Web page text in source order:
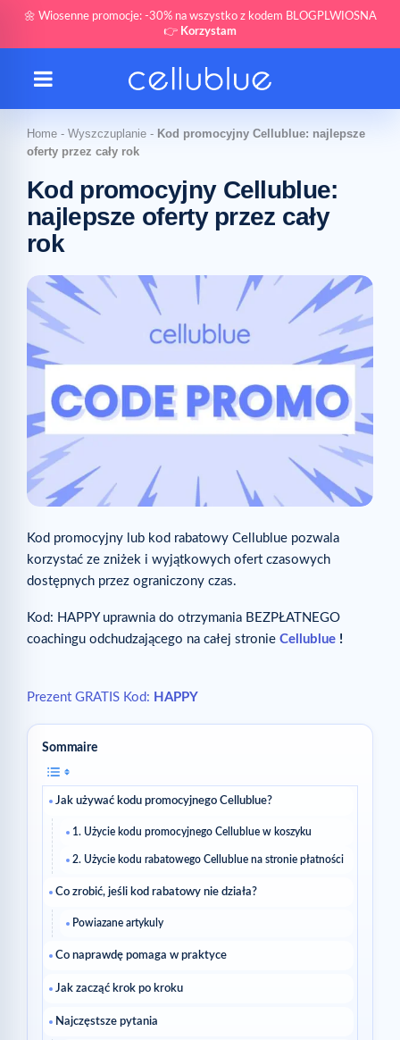
🌼 Wiosenne promocje: -30% na wszystko z kodem BLOGPLWIOSNA
👉 Korzystam
Home - Wyszczuplanie - Kod promocyjny Cellublue: najlepsze
oferty przez cały rok
Kod promocyjny Cellublue:
najlepsze oferty przez cały
rok
Kod promocyjny lub kod rabatowy Cellublue pozwala
korzystać ze zniżek i wyjątkowych ofert czasowych
dostępnych przez ograniczony czas.
Kod: HAPPY uprawnia do otrzymania BEZPŁATNEGO
coachingu odchudzającego na całej stronie Cellublue !
Prezent GRATIS Kod: HAPPY
Sommaire
Jak używać kodu promocyjnego Cellublue?
1. Użycie kodu promocyjnego Cellublue w koszyku
2. Użycie kodu rabatowego Cellublue na stronie płatności
Co zrobić, jeśli kod rabatowy nie działa?
Powiazane artykuly
Co naprawdę pomaga w praktyce
Jak zacząć krok po kroku
Najczęstsze pytania